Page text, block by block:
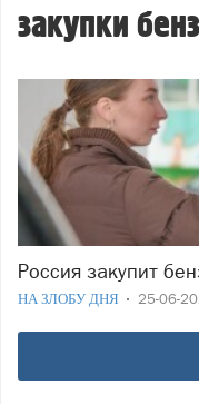
закупки
Россия закупит
НА ЗЛОБУ ДНЯ 25-06-